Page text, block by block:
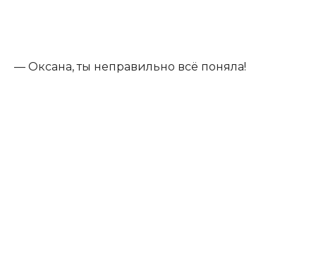
— Оксана, ты неправильно всё поняла!